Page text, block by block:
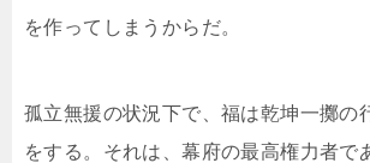
を作ってしまうからだ。
孤立無援の状況下で、福は乾坤一擲の
をする。それは、幕府の最高権力者で